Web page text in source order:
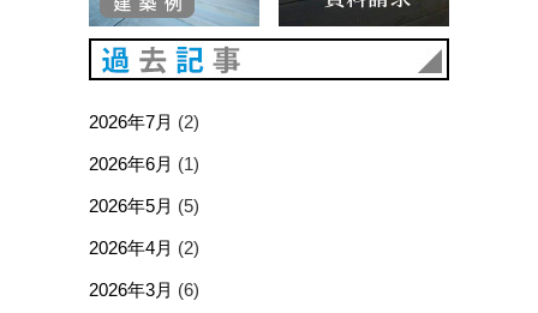
2026年7月 (2)
2026年6月 (1)
2026年5月 (5)
2026年4月 (2)
2026年3月 (6)